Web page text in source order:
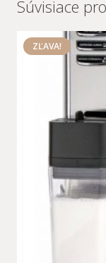
Súvisiace
ZĽAVA!